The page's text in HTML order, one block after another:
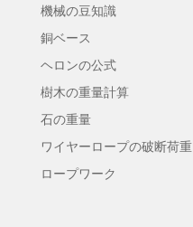
機械の豆知識
銅ベース
ヘロンの公式
樹木の重量計算
石の重量
ワイヤーロープの破断荷重
ロープワーク